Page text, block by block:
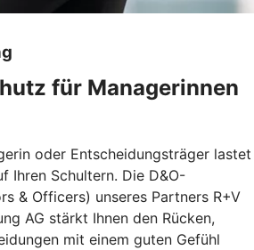
für Managerinnen
oder Entscheidungsträger lastet
Ihren Schultern. Die D&O-
& Officers) unseres Partners R+V
AG stärkt Ihnen den Rücken,
mit einem guten Gefühl